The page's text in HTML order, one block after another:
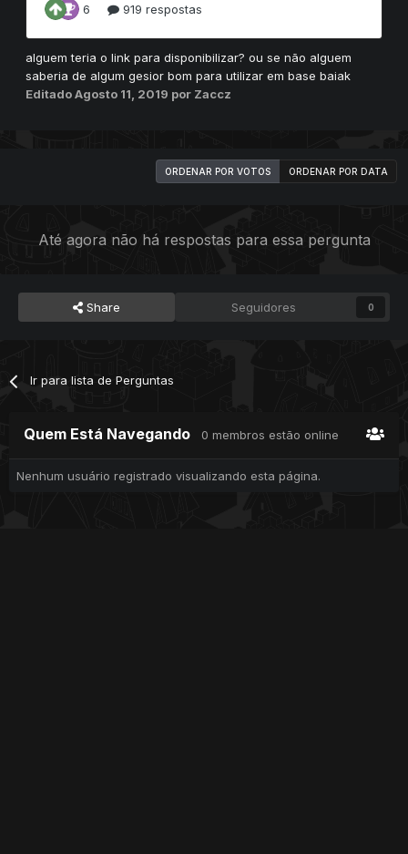
alguem teria o link para disponibilizar? ou se não alguem
saberia de algum gesior bom para utilizar em base baiak
EditadoAgosto 11, 2019 por Zaccz
ORDENAR POR VOTOS ORDENAR POR DATA
Até agora não há respostas para essa pergunta
Share Seguidores 0
Ir para lista de Perguntas
Quem Está Navegando 0 membros estão online
Nenhum usuário registrado visualizando esta página.